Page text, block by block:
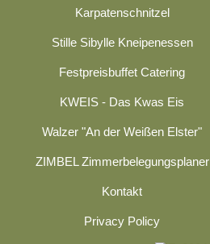
Karpatenschnitzel
Stille Sibylle Kneipenessen
Festpreisbuffet Catering
KWEIS - Das Kwas Eis
Walzer "An der Weißen Elster"
ZIMBEL Zimmerbelegungsplaner
Kontakt
Privacy Policy